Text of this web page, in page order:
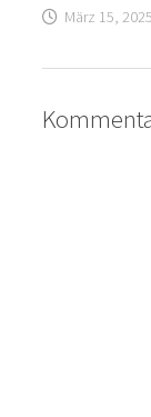
März 15, 2025